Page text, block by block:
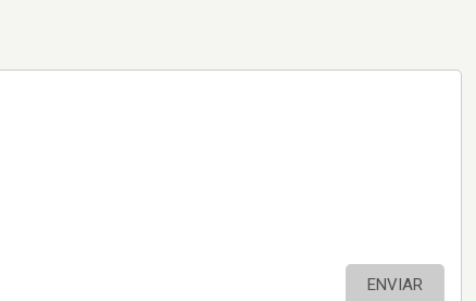
ENVIAR